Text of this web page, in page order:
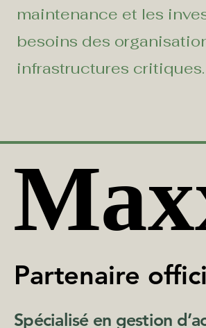
maintenance et les
besoins des
infrastructures critiques.
Partenaire
Partenaire
Spécialisé en gestion